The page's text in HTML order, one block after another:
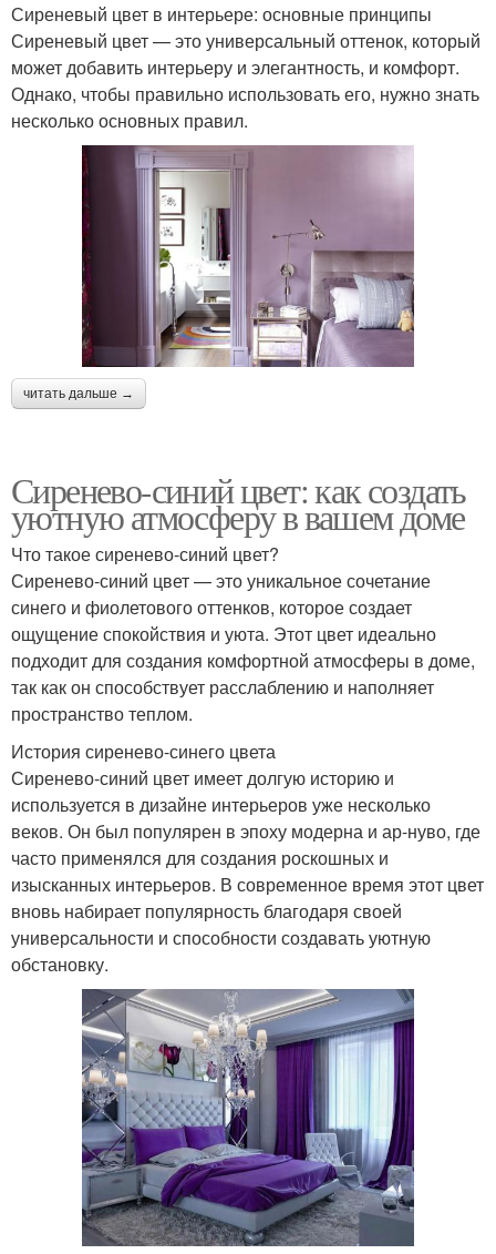
Сиреневый цвет в интерьере: основные принципы
Сиреневый цвет — это универсальный оттенок, который
может добавить интерьеру и элегантность, и комфорт.
Однако, чтобы правильно использовать его, нужно знать
несколько основных правил.
читать дальше →
Сиренево-синий цвет: как создать
уютную атмосферу в вашем доме
Что такое сиренево-синий цвет?
Сиренево-синий цвет — это уникальное сочетание
синего и фиолетового оттенков, которое создает
ощущение спокойствия и уюта. Этот цвет идеально
подходит для создания комфортной атмосферы в доме,
так как он способствует расслаблению и наполняет
пространство теплом.
История сиренево-синего цвета
Сиренево-синий цвет имеет долгую историю и
используется в дизайне интерьеров уже несколько
веков. Он был популярен в эпоху модерна и ар-нуво, где
часто применялся для создания роскошных и
изысканных интерьеров. В современное время этот цвет
вновь набирает популярность благодаря своей
универсальности и способности создавать уютную
обстановку.